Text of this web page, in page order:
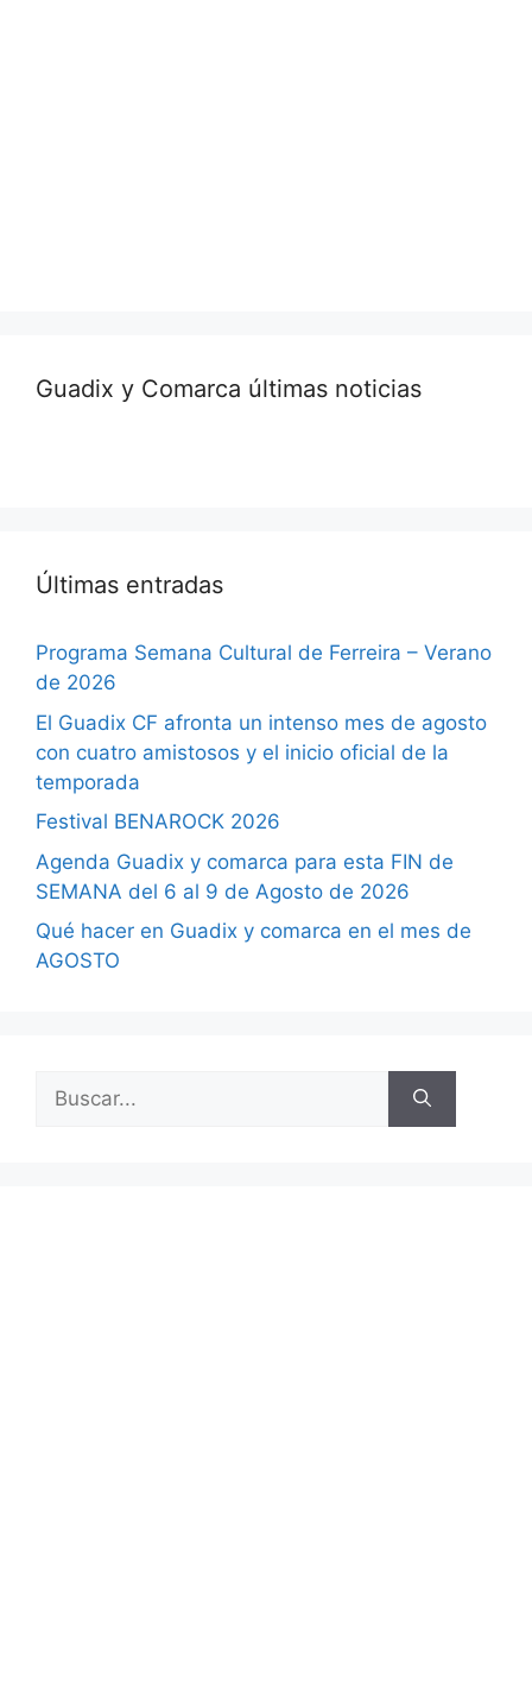
Guadix y Comarca últimas noticias
Últimas entradas
Programa Semana Cultural de Ferreira – Verano
de 2026
El Guadix CF afronta un intenso mes de agosto
con cuatro amistosos y el inicio oficial de la
temporada
Festival BENAROCK 2026
Agenda Guadix y comarca para esta FIN de
SEMANA del 6 al 9 de Agosto de 2026
Qué hacer en Guadix y comarca en el mes de
AGOSTO
Buscar: